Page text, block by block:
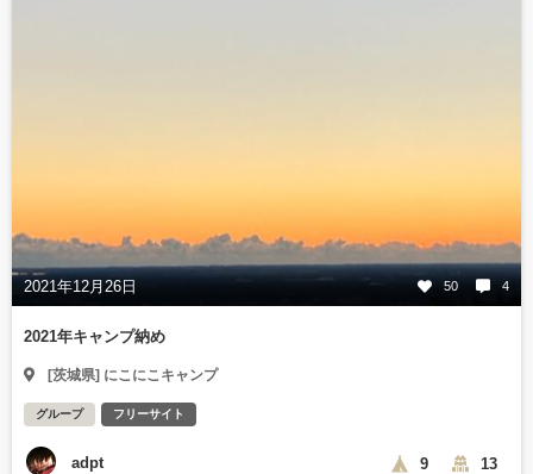
2021年12月26日 50 4
2021年キャンプ納め
[茨城県] にこにこキャンプ
グループ フリーサイト
adpt 9 13